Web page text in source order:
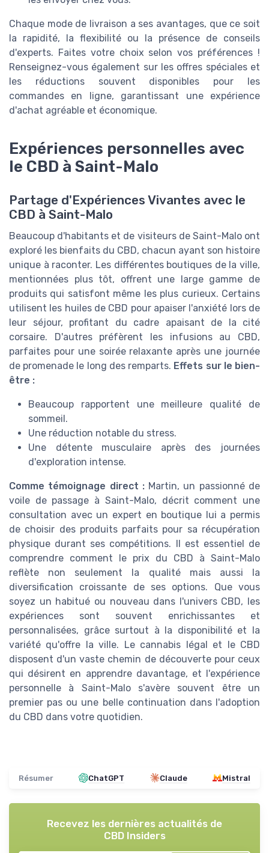
Chaque mode de livraison a ses avantages, que ce soit
la rapidité, la flexibilité ou la présence de conseils
d'experts. Faites votre choix selon vos préférences !
Renseignez-vous également sur les offres spéciales et
les réductions souvent disponibles pour les
commandes en ligne, garantissant une expérience
d'achat agréable et économique.
Expériences personnelles avec
le CBD à Saint-Malo
Partage d'Expériences Vivantes avec le
CBD à Saint-Malo
Beaucoup d'habitants et de visiteurs de Saint-Malo ont
exploré les bienfaits du CBD, chacun ayant son histoire
unique à raconter. Les différentes boutiques de la ville,
mentionnées plus tôt, offrent une large gamme de
produits qui satisfont même les plus curieux. Certains
utilisent les huiles de CBD pour apaiser l'anxiété lors de
leur séjour, profitant du cadre apaisant de la cité
corsaire. D'autres préfèrent les infusions au CBD,
parfaites pour une soirée relaxante après une journée
de promenade le long des remparts. Effets sur le bien-
être :
Beaucoup rapportent une meilleure qualité de
sommeil.
Une réduction notable du stress.
Une détente musculaire après des journées
d'exploration intense.
Comme témoignage direct :Martin, un passionné de
voile de passage à Saint-Malo, décrit comment une
consultation avec un expert en boutique lui a permis
de choisir des produits parfaits pour sa récupération
physique durant ses compétitions. Il est essentiel de
comprendre comment le prix du CBD à Saint-Malo
reflète non seulement la qualité mais aussi la
diversification croissante de ses options. Que vous
soyez un habitué ou nouveau dans l'univers CBD, les
expériences sont souvent enrichissantes et
personnalisées, grâce surtout à la disponibilité et la
variété qu'offre la ville. Le cannabis légal et le CBD
disposent d'un vaste chemin de découverte pour ceux
qui désirent en apprendre davantage, et l'expérience
personnelle à Saint-Malo s'avère souvent être un
premier pas ou une belle continuation dans l'adoption
du CBD dans votre quotidien.
Résumer ChatGPT Claude Mistral
Recevez les dernières actualités de
CBD Insiders